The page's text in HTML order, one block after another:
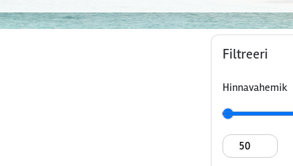
Filtreeri
Hinnavahemik